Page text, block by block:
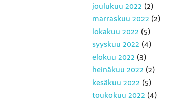
joulukuu 2022 (2)
marraskuu 2022 (2)
lokakuu 2022 (5)
syyskuu 2022 (4)
elokuu 2022 (3)
heinäkuu 2022 (2)
kesäkuu 2022 (5)
toukokuu 2022 (4)